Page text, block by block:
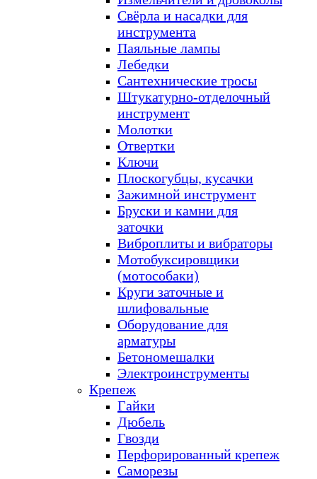
Свёрла и насадки для
инструмента
Паяльные лампы
Лебедки
Сантехнические тросы
Штукатурно-отделочный
инструмент
Молотки
Отвертки
Ключи
Плоскогубцы, кусачки
Зажимной инструмент
Бруски и камни для
заточки
Виброплиты и вибраторы
Мотобуксировщики
(мотособаки)
Круги заточные и
шлифовальные
Оборудование для
арматуры
Бетономешалки
Электроинструменты
Крепеж
Гайки
Дюбель
Гвозди
Перфорированный крепеж
Саморезы